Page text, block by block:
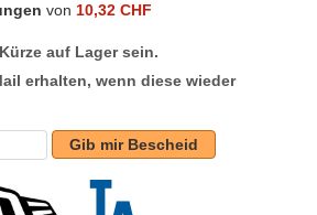
von 10,32 CHF
auf Lager sein.
erhalten, wenn diese wieder
Gib mir Bescheid